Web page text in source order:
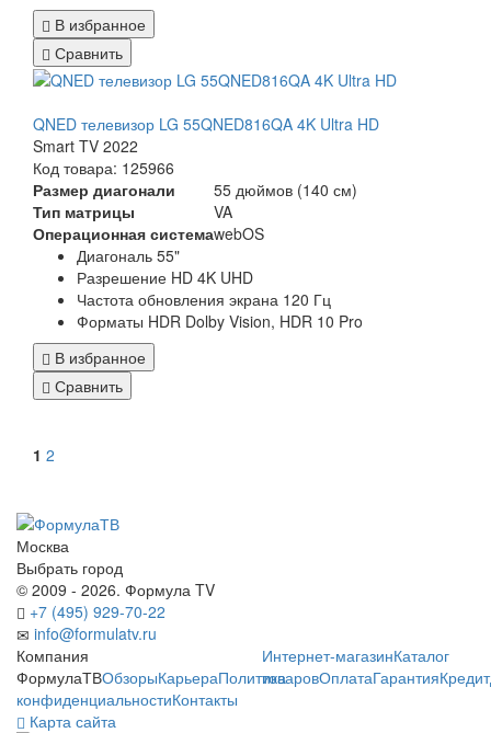
В избранное
Сравнить
QNED телевизор LG 55QNED816QA 4K Ultra HD
Smart TV 2022
Код товара: 125966
Размер диагонали
55 дюймов (140 см)
Тип матрицы
VA
Операционная системаwebOS
Диагональ 55"
Разрешение HD 4K UHD
Частота обновления экрана 120 Гц
Форматы HDR Dolby Vision, HDR 10 Pro
В избранное
Сравнить
1 2
Москва
Выбрать город
© 2009 - 2026. Формула TV
+7 (495) 929-70-22
info@formulatv.ru
Компания
ФормулаТВОбзорыКарьераПолитика
конфиденциальностиКонтакты
Интернет-магазинКаталог
товаровОплатаГарантияКредит
Карта сайта